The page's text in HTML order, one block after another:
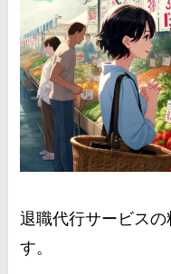
退職代行サービス
す。